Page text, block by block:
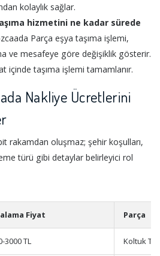
kolaylık sağlar.
hizmetini ne kadar sürede
Parça eşya taşıma işlemi,
ve mesafeye göre değişiklik gösterir.
içinde taşıma işlemi tamamlanır.
Nakliye Ücretlerini
rakamdan oluşmaz; şehir koşulları,
türü gibi detaylar belirleyici rol
Fiyat Parça
3000 TL Koltuk